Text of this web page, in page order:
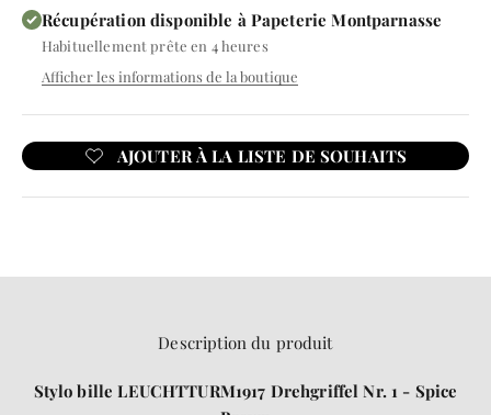
Récupération disponible à Papeterie Montparnasse
Habituellement prête en 4 heures
Afficher les informations de la boutique
Description du produit
Stylo bille LEUCHTTURM1917 Drehgriffel Nr. 1 - Spice